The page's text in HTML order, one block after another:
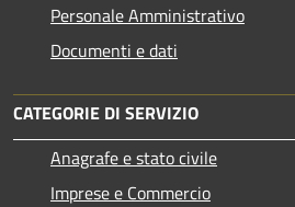
Personale Amministrativo
Documenti e dati
CATEGORIE DI SERVIZIO
Anagrafe e stato civile
Imprese e Commercio